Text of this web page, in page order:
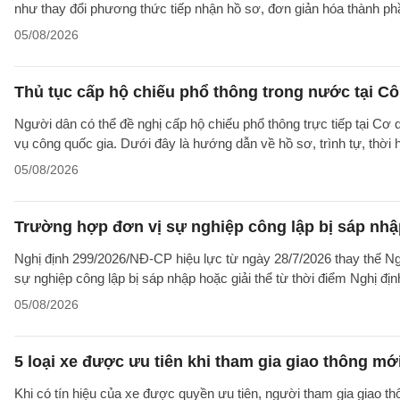
như thay đổi phương thức tiếp nhận hồ sơ, đơn giản hóa thành
05/08/2026
Thủ tục cấp hộ chiếu phổ thông trong nước tại
Người dân có thể đề nghị cấp hộ chiếu phổ thông trực tiếp tại
vụ công quốc gia. Dưới đây là hướng dẫn về hồ sơ, trình tự, thời
05/08/2026
Trường hợp đơn vị sự nghiệp công lập bị sáp
Nghị định 299/2026/NĐ-CP hiệu lực từ ngày 28/7/2026 thay thế
sự nghiệp công lập bị sáp nhập hoặc giải thể từ thời điểm Nghị
05/08/2026
5 loại xe được ưu tiên khi tham gia giao thông
Khi có tín hiệu của xe được quyền ưu tiên, người tham gia giao